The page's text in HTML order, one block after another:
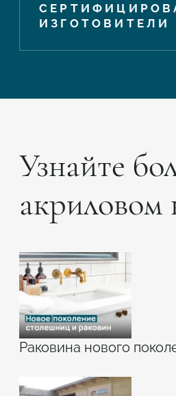
ИЗГОТОВИТЕЛИ
Узнайте
акриловом
Раковина нового